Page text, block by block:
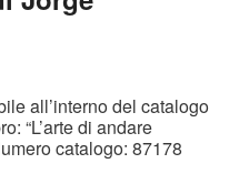
all’interno del catalogo
“L’arte di andare
catalogo: 87178